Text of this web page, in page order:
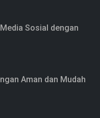
Sosial dengan
Aman dan Mudah